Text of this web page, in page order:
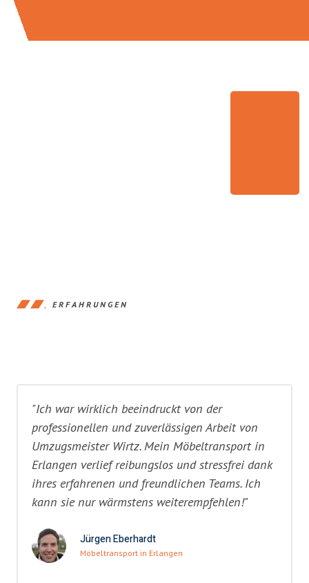
ERFAHRUNGEN
"Ich war wirklich beeindruckt von der
professionellen und zuverlässigen Arbeit von
Umzugsmeister Wirtz. Mein Möbeltransport in
Erlangen verlief reibungslos und stressfrei dank
ihres erfahrenen und freundlichen Teams. Ich
kann sie nur wärmstens weiterempfehlen!"
Jürgen Eberhardt
Möbeltransport in Erlangen